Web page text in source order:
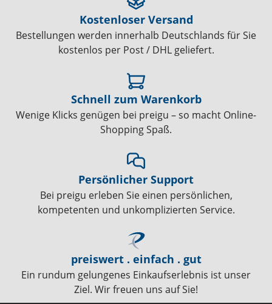
Kostenloser Versand
Bestellungen werden innerhalb Deutschlands für Sie
kostenlos per Post / DHL geliefert.
Schnell zum Warenkorb
Wenige Klicks genügen bei preigu – so macht Online-
Shopping Spaß.
Persönlicher Support
Bei preigu erleben Sie einen persönlichen,
kompetenten und unkomplizierten Service.
preiswert . einfach . gut
Ein rundum gelungenes Einkaufserlebnis ist unser
Ziel. Wir freuen uns auf Sie!